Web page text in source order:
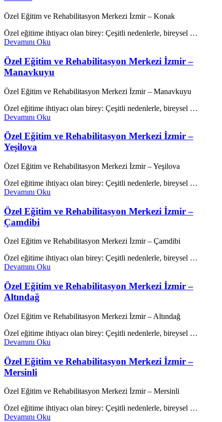
Özel Eğitim ve Rehabilitasyon Merkezi İzmir – Konak
Özel eğitime ihtiyacı olan birey: Çeşitli nedenlerle, bireysel …
Devamını Oku
Özel Eğitim ve Rehabilitasyon Merkezi İzmir –
Manavkuyu
Özel Eğitim ve Rehabilitasyon Merkezi İzmir – Manavkuyu
Özel eğitime ihtiyacı olan birey: Çeşitli nedenlerle, bireysel …
Devamını Oku
Özel Eğitim ve Rehabilitasyon Merkezi İzmir –
Yeşilova
Özel Eğitim ve Rehabilitasyon Merkezi İzmir – Yeşilova
Özel eğitime ihtiyacı olan birey: Çeşitli nedenlerle, bireysel …
Devamını Oku
Özel Eğitim ve Rehabilitasyon Merkezi İzmir –
Çamdibi
Özel Eğitim ve Rehabilitasyon Merkezi İzmir – Çamdibi
Özel eğitime ihtiyacı olan birey: Çeşitli nedenlerle, bireysel …
Devamını Oku
Özel Eğitim ve Rehabilitasyon Merkezi İzmir –
Altındağ
Özel Eğitim ve Rehabilitasyon Merkezi İzmir – Altındağ
Özel eğitime ihtiyacı olan birey: Çeşitli nedenlerle, bireysel …
Devamını Oku
Özel Eğitim ve Rehabilitasyon Merkezi İzmir –
Mersinli
Özel Eğitim ve Rehabilitasyon Merkezi İzmir – Mersinli
Özel eğitime ihtiyacı olan birey: Çeşitli nedenlerle, bireysel …
Devamını Oku